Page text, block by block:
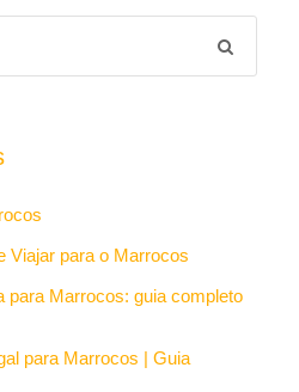
Viajar para o Marrocos
para Marrocos: guia completo
para Marrocos | Guia